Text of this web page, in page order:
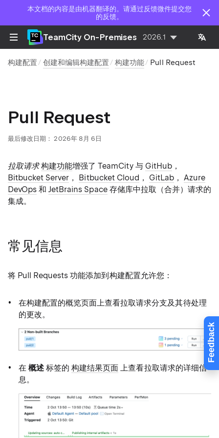
本文档的内容是由机器翻译的。请通过反馈微件提交您
的反馈。
Feedback
TeamCity On-Premises 2026.1
构建配置 创建和编辑构建配置 构建功能 Pull Request
Pull Request
最后修改日期： 2026年 8月 6日
拉取请求 构建功能增强了 TeamCity 与 GitHub，
Bitbucket Server ， Bitbucket Cloud ， GitLab ，Azure
DevOps 和JetBrains Space存储库中拉取（合并）请求的
集成。
常见信息
将 Pull Requests 功能添加到构建配置允许您：
在构建配置的概览页面上查看拉取请求分支及其待处理
的更改。
在概述 标签的构建结果页面 上查看拉取请求的详细信
息。